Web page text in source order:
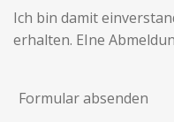
Ich bin damit
erhalten. EIne
Formular absenden